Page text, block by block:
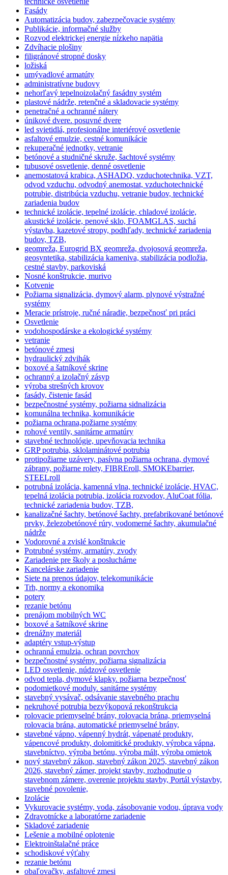
Fasády
Automatizácia budov, zabezpečovacie systémy
Publikácie, informačné služby
Rozvod elektrickej energie nízkeho napätia
Zdvíhacie plošiny
filigránové stropné dosky
ložiská
umývadlové armatúty
administratívne budovy
nehorľavý tepelnoizolačný fasádny systém
plastové nádrže, retenčné a skladovacie systémy
penetračné a ochranné nátery
únikové dvere. posuvné dvere
led svietidlá, profesionálne interiérové osvetlenie
asfaltové emulzie, cestné komunikácie
rekuperačné jednotky, vetranie
betónové a studničné skruže, šachtové systémy
tubusové osvetlenie, denné osvetlenie
anemostatová krabica, ASHADQ, vzduchotechnika, VZT,
odvod vzduchu, odvodný anemostat, vzduchotechnické
potrubie, distribúcia vzduchu, vetranie budov, technické
zariadenia budov
technické izolácie, tepelné izolácie, chladové izolácie,
akustické izolácie, penové sklo, FOAMGLAS, suchá
výstavba, kazetové stropy, podhľady, technické zariadenia
budov, TZB,
geomreža, Eurogrid BX geomreža, dvojosová geomreža,
geosyntetika, stabilizácia kameniva, stabilizácia podložia,
cestné stavby, parkoviská
Nosné konštrukcie, murivo
Kotvenie
Požiarna signalizácia, dymový alarm, plynové výstražné
systémy
Meracie prístroje, ručné náradie, bezpečnosť pri práci
Osvetlenie
vodohospodárske a ekologické systémy
vetranie
betónové zmesi
hydraulický zdvihák
boxové a šatníkové skrine
ochranný a izolačný zásyp
výroba strešných krovov
fasády, čistenie fasád
bezpečnostné systémy, požiarna sidnalizácia
komunálna technika, komunikácie
požiarna ochrana,požiarne systémy
rohové ventily, sanitárne armatúry
stavebné technológie, upevňovacia technika
GRP potrubia, sklolaminátové potrubia
protipožiarne uzávery, pasívna požiarna ochrana, dymové
zábrany, požiarne rolety, FIBREroll, SMOKEbarrier,
STEELroll
potrubná izolácia, kamenná vlna, technické izolácie, HVAC,
tepelná izolácia potrubia, izolácia rozvodov, AluCoat fólia,
technické zariadenia budov, TZB,
kanalizačné šachty, betónové šachty, prefabrikované betónové
prvky, železobetónové rúry, vodomerné šachty, akumulačné
nádrže
Vodorovné a zvislé konštrukcie
Potrubné systémy, armatúry, zvody
Zariadenie pre školy a posluchárne
Kancelárske zariadenie
Siete na prenos údajov, telekomunikácie
Trh, normy a ekonomika
potery
rezanie betónu
prenájom mobilných WC
boxové a šatníkové skrine
drenážny materiál
adaptéry vstup-výstup
ochranná emulzia, ochran povrchov
bezpečnostné systémy. požiarna signalizácia
LED osvetlenie, núdzové osvetlenie
odvod tepla, dymové klapky. požiarna bezpečnosť
podomietkové moduly. sanitárne systémy
stavebný vysávač, odsávanie stavebného prachu
nekruhové potrubia bezvýkopová rekonštrukcia
rolovacie priemyselné brány, rolovacia brána, priemyselná
rolovacia brána, automatické priemyselné brány,
stavebné vápno, vápenný hydrát, vápenaté produkty,
vápencové produkty, dolomitické produkty, výrobca vápna,
stavebníctvo, výroba betónu, výroba mált, výroba omietok
nový stavebný zákon, stavebný zákon 2025, stavebný zákon
2026, stavebný zámer, projekt stavby, rozhodnutie o
stavebnom zámere, overenie projektu stavby, Portál výstavby,
stavebné povolenie,
Izolácie
Vykurovacie systémy, voda, zásobovanie vodou, úprava vody
Zdravotnícke a laboratórne zariadenie
Skladové zariadenie
Lešenie a mobilné oplotenie
Elektroinštalačné práce
schodiskové výťahy
rezanie betónu
obaľovačky, asfaltové zmesi